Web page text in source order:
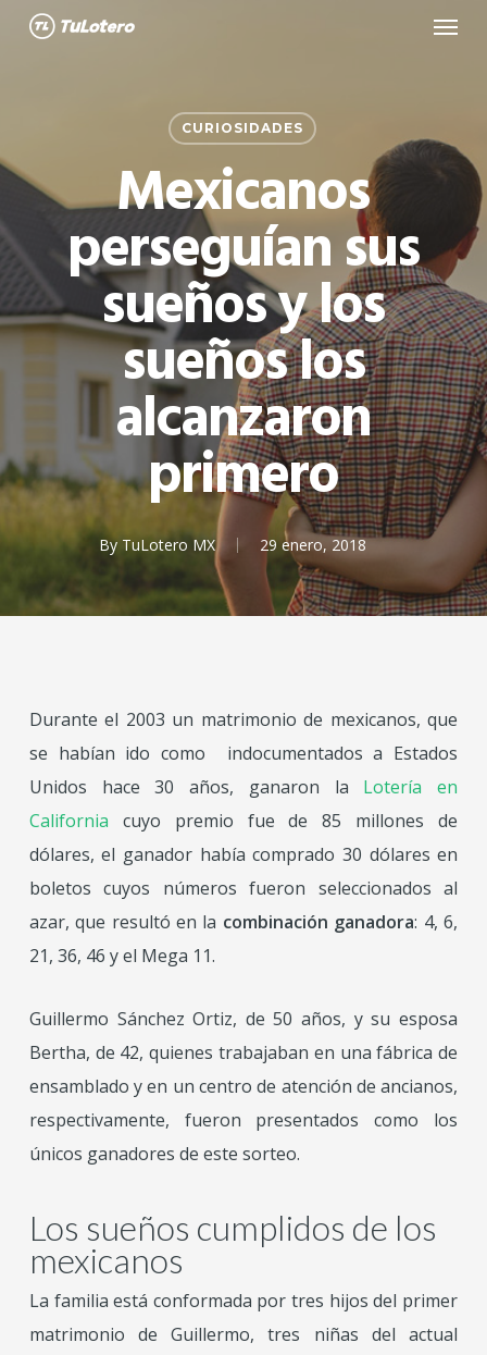
Skip
Menu
CURIOSIDADES
Mexicanos
perseguían sus
sueños y los
sueños los
alcanzaron
primero
By TuLotero MX 29 enero, 2018
Durante el 2003 un matrimonio de mexicanos, que
se habían ido como indocumentados a Estados
Unidos hace 30 años, ganaron la Lotería en
California cuyo premio fue de 85 millones de
dólares, el ganador había comprado 30 dólares en
boletos cuyos números fueron seleccionados al
azar, que resultó en la combinación ganadora: 4, 6,
21, 36, 46 y el Mega 11.
Guillermo Sánchez Ortiz, de 50 años, y su esposa
Bertha, de 42, quienes trabajaban en una fábrica de
ensamblado y en un centro de atención de ancianos,
respectivamente, fueron presentados como los
únicos ganadores de este sorteo.
Los sueños cumplidos de los
mexicanos
La familia está conformada por tres hijos del primer
matrimonio de Guillermo, tres niñas del actual